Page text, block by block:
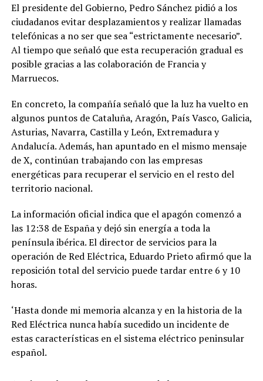
El presidente del Gobierno, Pedro Sánchez pidió a los
ciudadanos evitar desplazamientos y realizar llamadas
telefónicas a no ser que sea “estrictamente necesario”.
Al tiempo que señaló que esta recuperación gradual es
posible gracias a las colaboración de Francia y
Marruecos.
En concreto, la compañía señaló que la luz ha vuelto en
algunos puntos de Cataluña, Aragón, País Vasco, Galicia,
Asturias, Navarra, Castilla y León, Extremadura y
Andalucía. Además, han apuntado en el mismo mensaje
de X, continúan trabajando con las empresas
energéticas para recuperar el servicio en el resto del
territorio nacional.
La información oficial indica que el apagón comenzó a
las 12:38 de España y dejó sin energía a toda la
península ibérica. El director de servicios para la
operación de Red Eléctrica, Eduardo Prieto afirmó que la
reposición total del servicio puede tardar entre 6 y 10
horas.
‘Hasta donde mi memoria alcanza y en la historia de la
Red Eléctrica nunca había sucedido un incidente de
estas características en el sistema eléctrico peninsular
español.